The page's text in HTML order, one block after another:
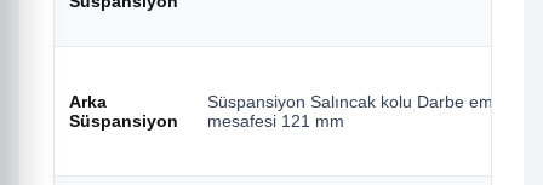
Arka
Süspansiyon
Süspansiyon Salıncak kolu Darbe emici
mesafesi 121 mm